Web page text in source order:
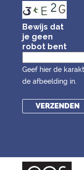
Bewijs dat
je geen
robot bent
Geef hier de
de afbeelding in.